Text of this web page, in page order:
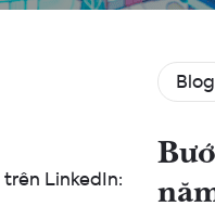
LinkedIn:
Blog